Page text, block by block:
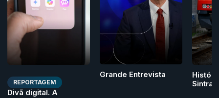
REPORTAGEM
Divã digital. A
Grande Entrevista
Sintra